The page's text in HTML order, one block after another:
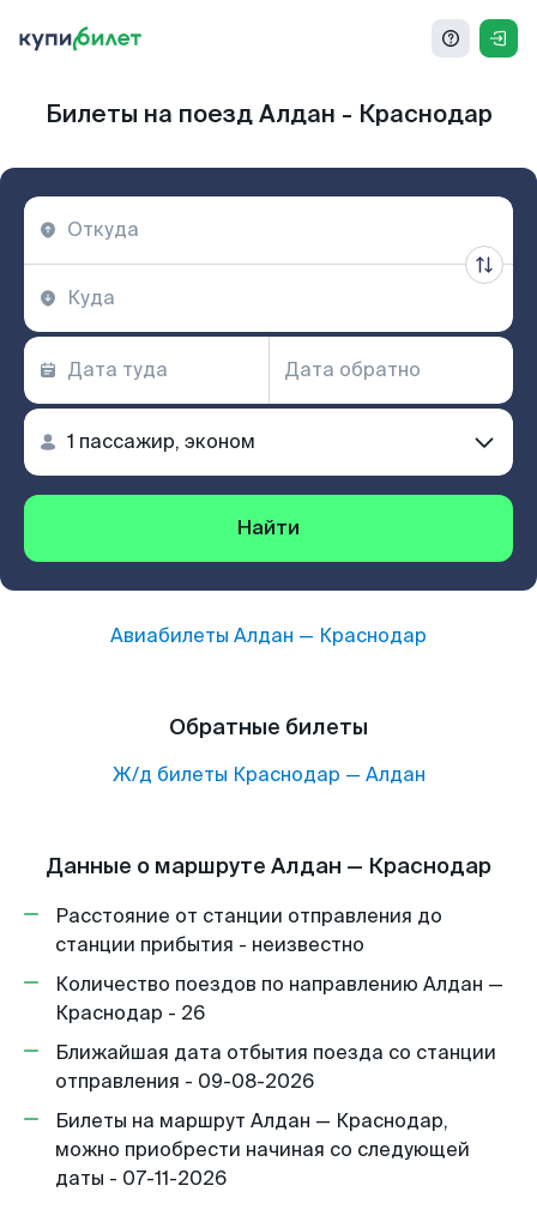
Билеты на поезд Алдан - Краснодар
Найти
Авиабилеты Алдан — Краснодар
Обратные билеты
Ж/д билеты Краснодар — Алдан
Данные о маршруте Алдан — Краснодар
Расстояние от станции отправления до
станции прибытия - неизвестно
Количество поездов по направлению Алдан —
Краснодар - 26
Ближайшая дата отбытия поезда со станции
отправления - 09-08-2026
Билеты на маршрут Алдан — Краснодар,
можно приобрести начиная со следующей
даты - 07-11-2026